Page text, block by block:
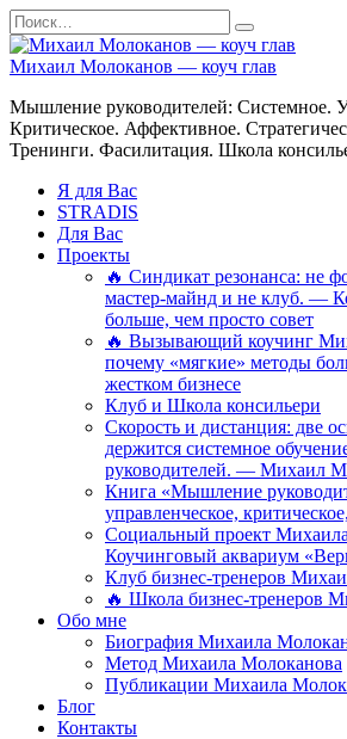
Перейти
к
содержанию
Search
for:
Михаил Молоканов — коуч глав
Мышление руководителей: Системное.
Критическое. Аффективное.
Тренинги. Фасилитация. Школа
Я для Вас
STRADIS
Для Вас
Проекты
🔥 Синдикат резонанса: не
мастер-майнд и не клуб. —
больше, чем просто совет
🔥 Вызывающий коучинг
почему «мягкие» методы
жестком бизнесе
Клуб и Школа консильери
Скорость и дистанция: две
держится системное
руководителей. — Михаил
Книга «Мышление
управленческое,
Социальный проект
Коучинговый аквариум
Клуб бизнес-тренеров
🔥 Школа бизнес-тренеров
Обо мне
Биография Михаила
Метод Михаила Молоканова
Публикации Михаила
Блог
Контакты